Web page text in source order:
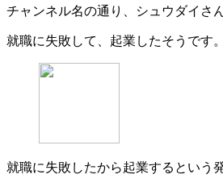
チャンネル名の通り、シュウダイさ
就職に失敗して、起業したそうです。
就職に失敗したから起業するという